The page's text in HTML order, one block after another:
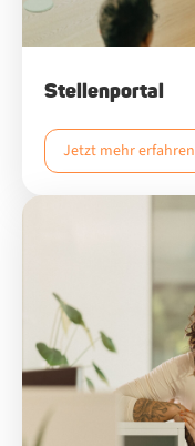
Stellenportal
Jetzt mehr erfahren